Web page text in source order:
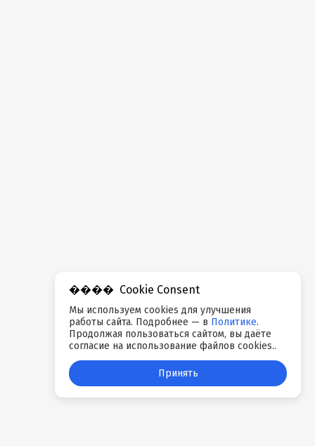
Cookie Consent
Мы используем cookies для улучшения
работы сайта. Подробнее — в Политике.
Продолжая пользоваться сайтом, вы даёте
согласие на использование файлов cookies..
Принять